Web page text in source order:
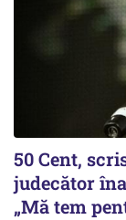
50 Cent,
judecător
„Mă tem